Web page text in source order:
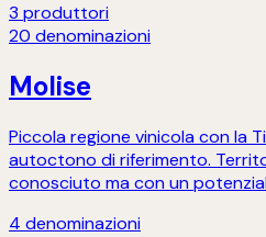
3 produttori
20 denominazioni
Molise
Piccola regione vinicola con la
autoctono di riferimento.
conosciuto ma con un
4 denominazioni